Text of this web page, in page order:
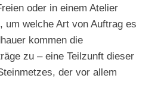
oder in einem Atelier
um welche Art von Auftrag es
kommen die
zu – eine Teilzunft dieser
der vor allem